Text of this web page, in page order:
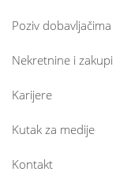
Poziv dobavljačima
Nekretnine i zakupi
Karijere
Kutak za medije
Kontakt